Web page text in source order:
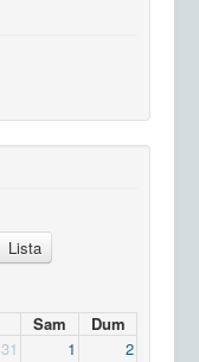
Lista
Sam
Dum
31 1 2